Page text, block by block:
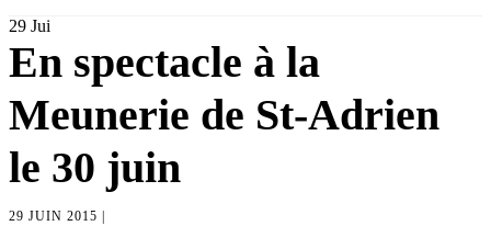
29 Jui
En spectacle à la
Meunerie de St-Adrien
le 30 juin
29 JUIN 2015 |